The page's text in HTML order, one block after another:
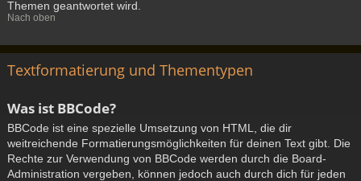
Themen geantwortet wird.
Nach oben
Textformatierung und Thementypen
Was ist BBCode?
BBCode ist eine spezielle Umsetzung von HTML, die dir
weitreichende Formatierungsmöglichkeiten für deinen Text gibt. Die
Rechte zur Verwendung von BBCode werden durch die Board-
Administration vergeben, können jedoch auch durch dich für jeden